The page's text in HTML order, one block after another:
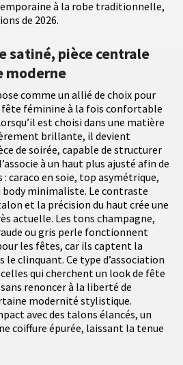
à la robe traditionnelle,
de 2026.
satiné, pièce centrale
moderne
comme un allié de choix pour
fête féminine à la fois confortable
est choisi dans une matière
brillante, il devient
de soirée, capable de structurer
à un haut plus ajusté afin de
caraco en soie, top asymétrique,
minimaliste. Le contraste
et la précision du haut crée une
actuelle. Les tons champagne,
ou gris perle fonctionnent
les fêtes, car ils captent la
le clinquant. Ce type d’association
qui cherchent un look de fête
renoncer à la liberté de
modernité stylistique.
avec des talons élancés, un
coiffure épurée, laissant la tenue